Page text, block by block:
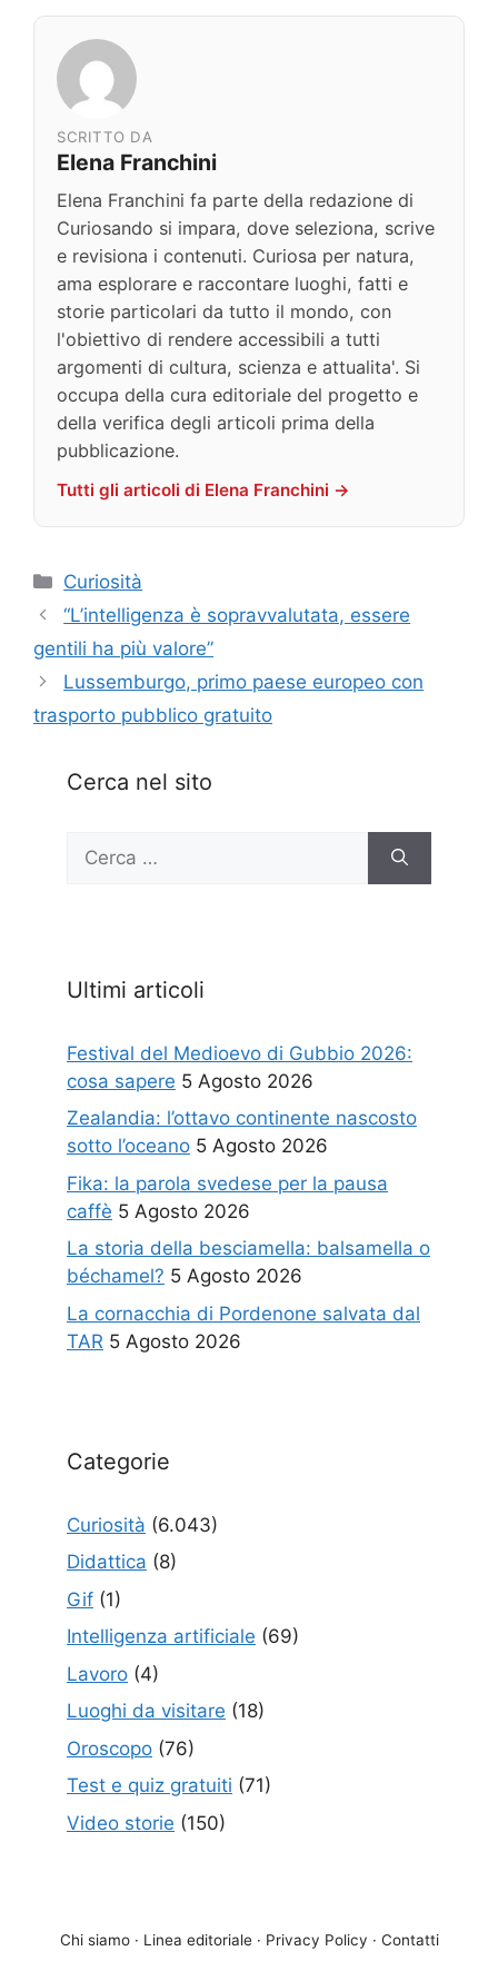
SCRITTO DA
Elena Franchini
Elena Franchini fa parte della redazione di
Curiosando si impara, dove seleziona, scrive
e revisiona i contenuti. Curiosa per natura,
ama esplorare e raccontare luoghi, fatti e
storie particolari da tutto il mondo, con
l'obiettivo di rendere accessibili a tutti
argomenti di cultura, scienza e attualita'. Si
occupa della cura editoriale del progetto e
della verifica degli articoli prima della
pubblicazione.
Tutti gli articoli di Elena Franchini →
Categorie
Curiosità
“L’intelligenza è sopravvalutata, essere
gentili ha più valore”
Lussemburgo, primo paese europeo con
trasporto pubblico gratuito
Cerca nel sito
per:
Ultimi articoli
Festival del Medioevo di Gubbio 2026:
cosa sapere 5 Agosto 2026
Zealandia: l’ottavo continente nascosto
sotto l’oceano 5 Agosto 2026
Fika: la parola svedese per la pausa
caffè 5 Agosto 2026
La storia della besciamella: balsamella o
béchamel? 5 Agosto 2026
La cornacchia di Pordenone salvata dal
TAR 5 Agosto 2026
Categorie
Curiosità (6.043)
Didattica (8)
Gif (1)
Intelligenza artificiale (69)
Lavoro (4)
Luoghi da visitare (18)
Oroscopo (76)
Test e quiz gratuiti (71)
Video storie (150)
Chi siamo · Linea editoriale · Privacy Policy · Contatti